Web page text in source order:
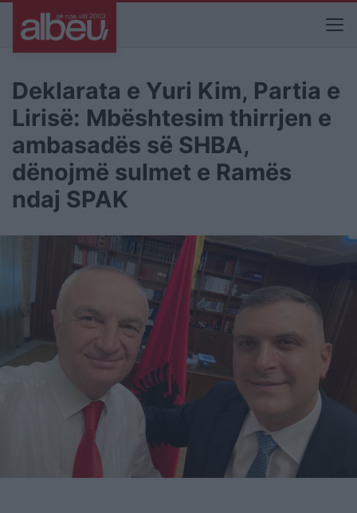
Deklarata e Yuri Kim, Partia e
Lirisë: Mbështesim thirrjen e
ambasadës së SHBA,
dënojmë sulmet e Ramës
ndaj SPAK